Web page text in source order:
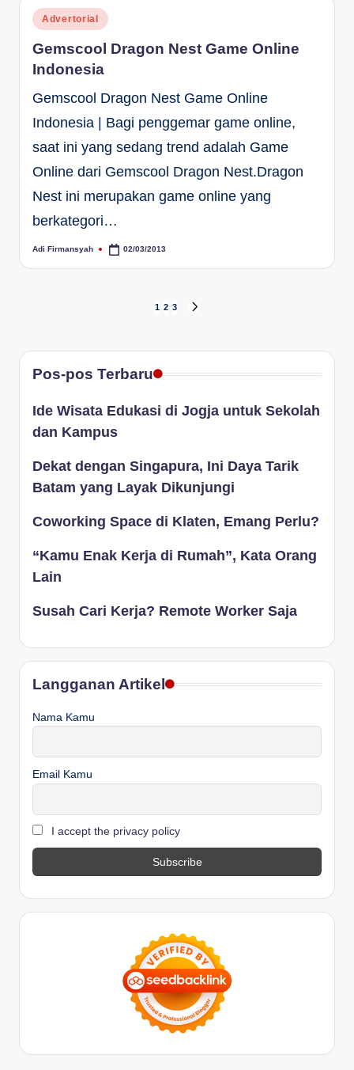
Posted
in
Advertorial
Gemscool Dragon Nest Game Online
Indonesia
Gemscool Dragon Nest Game Online
Indonesia | Bagi penggemar game online,
saat ini yang sedang trend adalah Game
Online dari Gemscool Dragon Nest.Dragon
Nest ini merupakan game online yang
berkategori…
Posted
Adi Firmansyah 02/03/2013
1 2 3
Pos-pos Terbaru
Ide Wisata Edukasi di Jogja untuk Sekolah
dan Kampus
Dekat dengan Singapura, Ini Daya Tarik
Batam yang Layak Dikunjungi
Coworking Space di Klaten, Emang Perlu?
“Kamu Enak Kerja di Rumah”, Kata Orang
Lain
Susah Cari Kerja? Remote Worker Saja
Langganan Artikel
Nama Kamu
Email Kamu
I accept the privacy policy